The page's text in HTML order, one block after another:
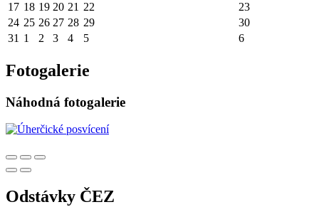
17 18 19 20 21 22
23
24 25 26 27 28 29
30
31 1 2 3 4 5 6
Fotogalerie
Náhodná fotogalerie
Odstávky ČEZ